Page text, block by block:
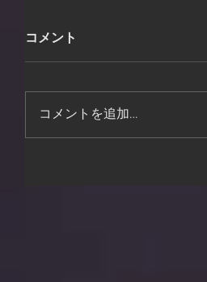
コメント
コメントを追加…